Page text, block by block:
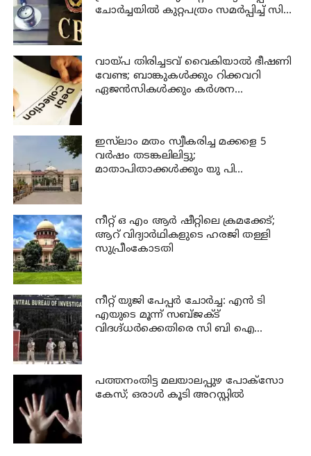
ചോര്‍ച്ചയില്‍ കുറ്റപത്രം സമര്‍പ്പിച്ച് സി
വായ്പ തിരിച്ചടവ് വൈകിയാൽ ഭീഷണി
വേണ്ട; ബാങ്കുകൾക്കും റിക്കവറി
ഏജൻസികൾക്കും കർശന
ഇസ്‍ലാം മതം സ്വീകരിച്ച മക്കളെ 5
വർഷം തടങ്കലിലിട്ടു;
മാതാപിതാക്കൾക്കും യു പി
നീറ്റ് ഒ എം ആര്‍ ഷീറ്റിലെ ക്രമക്കേട്;
ആറ് വിദ്യാര്‍ഥികളുടെ ഹരജി തള്ളി
സുപ്രീംകോടതി
നീറ്റ് യുജി പേപ്പർ ചോർച്ച: എൻ ടി
എയുടെ മൂന്ന് സബ്ജക്ട്
വിദഗ്ദ്ധർക്കെതിരെ സി ബി ഐ
പത്തനംതിട്ട മലയാലപ്പുഴ പോക്സോ
കേസ്; ഒരാള്‍ കൂടി അറസ്റ്റില്‍